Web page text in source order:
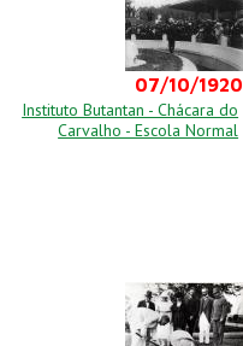
07/10/1920
Instituto Butantan - Chácara do
Carvalho - Escola Normal